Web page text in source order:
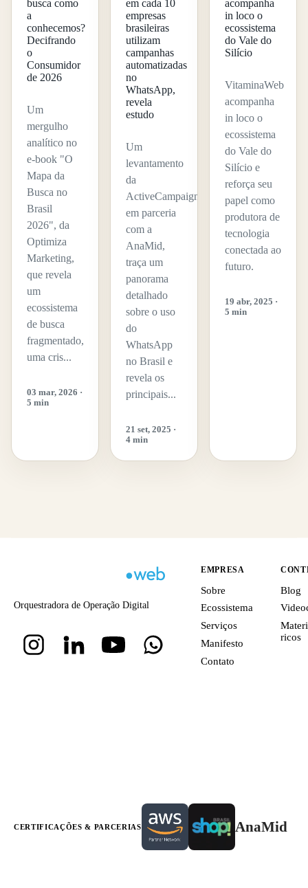
busca como
a
conhecemos?
Decifrando
o
Consumidor
de 2026
Um
mergulho
analítico no
e-book "O
Mapa da
Busca no
Brasil
2026", da
Optimiza
Marketing,
que revela
um
ecossistema
de busca
fragmentado,
uma cris...
03 mar, 2026 ·
5 min
em cada 10
empresas
brasileiras
utilizam
campanhas
automatizadas
no
WhatsApp,
revela
estudo
Um
levantamento
da
ActiveCampaign,
em parceria
com a
AnaMid,
traça um
panorama
detalhado
sobre o uso
do
WhatsApp
no Brasil e
revela os
principais...
21 set, 2025 ·
4 min
acompanha
in loco o
ecossistema
do Vale do
Silício
VitaminaWeb
acompanha
in loco o
ecossistema
do Vale do
Silício e
reforça seu
papel como
produtora de
tecnologia
conectada ao
futuro.
19 abr, 2025 ·
5 min
Orquestradora de Operação Digital
EMPRESA
Sobre
Ecossistema
Serviços
Manifesto
Contato
Blog
ricos
CERTIFICAÇÕES & PARCERIAS AnaMid